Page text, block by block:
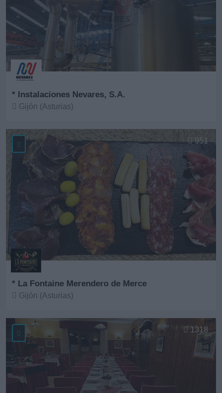
* Instalaciones Nevares, S.A.
Gijón (Asturias)
* La Fontaine Merendero de Merce
Gijón (Asturias)
951
1318